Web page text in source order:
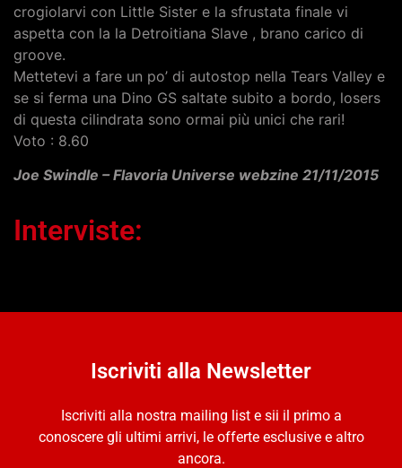
crogiolarvi con Little Sister e la sfrustata finale vi
aspetta con la la Detroitiana Slave , brano carico di
groove.
Mettetevi a fare un po’ di autostop nella Tears Valley e
se si ferma una Dino GS saltate subito a bordo, losers
di questa cilindrata sono ormai più unici che rari!
Voto : 8.60
Joe Swindle – Flavoria Universe webzine 21/11/2015
Interviste:
Iscriviti alla Newsletter
Iscriviti alla nostra mailing list e sii il primo a
conoscere gli ultimi arrivi, le offerte esclusive e altro
ancora.